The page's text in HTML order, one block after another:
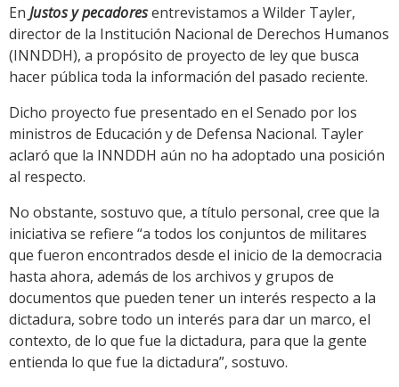
Link
En Justos y pecadoresentrevistamos a Wilder Tayler,
director de la Institución Nacional de Derechos Humanos
(INNDDH), a propósito de proyecto de ley que busca
hacer pública toda la información del pasado reciente.
Dicho proyecto fue presentado en el Senado por los
ministros de Educación y de Defensa Nacional. Tayler
aclaró que la INNDDH aún no ha adoptado una posición
al respecto.
No obstante, sostuvo que, a título personal, cree que la
iniciativa se refiere “a todos los conjuntos de militares
que fueron encontrados desde el inicio de la democracia
hasta ahora, además de los archivos y grupos de
documentos que pueden tener un interés respecto a la
dictadura, sobre todo un interés para dar un marco, el
contexto, de lo que fue la dictadura, para que la gente
entienda lo que fue la dictadura”, sostuvo.